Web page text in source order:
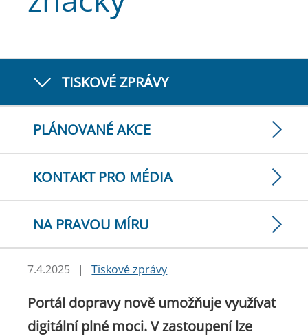
TISKOVÉ ZPRÁVY
PLÁNOVANÉ AKCE
KONTAKT PRO MÉDIA
NA PRAVOU MÍRU
7.4.2025 | Tiskové zprávy
Portál dopravy nově umožňuje využívat
digitální plné moci. V zastoupení lze